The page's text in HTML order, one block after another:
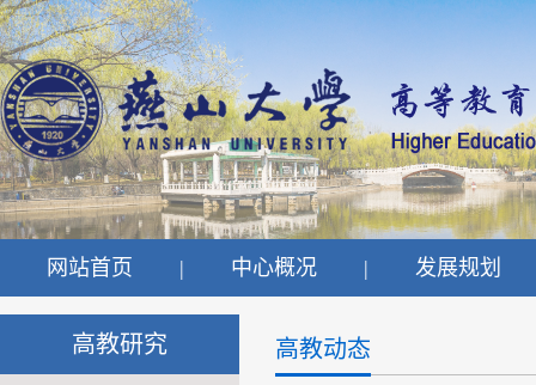
网站首页 | 中心概况 | 发展规划
高教研究 高教动态